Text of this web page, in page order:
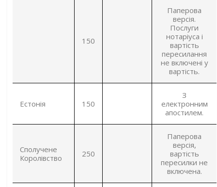
150
Паперова
версія.
Послуги
нотаріуса і
вартість
пересилання
не включені у
вартість.
Естонія 150
З
електронним
апостилем.
Сполучене
Королівство
250
Паперова
версія,
вартість
пересилки не
включена.